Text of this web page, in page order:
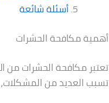
أسئلة شائعة
أهمية مكافحة الحشرات
تعتبر مكافحة الحشرات من
تسبب العديد من